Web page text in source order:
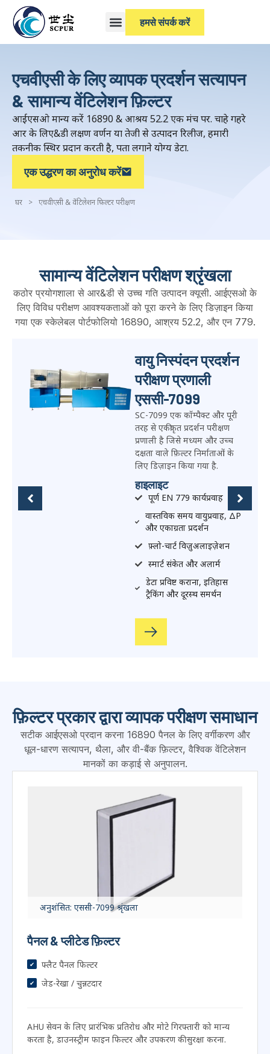
हमसे संपर्क करें
एचवीएसी के लिए व्यापक प्रदर्शन सत्यापन
& सामान्य वेंटिलेशन फ़िल्टर
आईएसओ मान्य करें 16890 & आश्रय 52.2 एक मंच पर. चाहे गहरे
आर के लिए&डी लक्षण वर्णन या तेजी से उत्पादन रिलीज, हमारी
तकनीक स्थिर प्रदान करती है, पता लगाने योग्य डेटा.
एक उद्धरण का अनुरोध करें
घर > एचवीएसी & वेंटिलेशन फ़िल्टर परीक्षण
सामान्य वेंटिलेशन परीक्षण श्रृंखला
कठोर प्रयोगशाला से आर&डी से उच्च गति उत्पादन क्यूसी. आईएसओ के
लिए विविध परीक्षण आवश्यकताओं को पूरा करने के लिए डिज़ाइन किया
गया एक स्केलेबल पोर्टफोलियो 16890, आश्रय 52.2, और एन 779.
सामान्य वेंटिलेशन एयर
फ़िल्टर परीक्षण
प्रणाली SC-16890
SC-16890 पूरी तरह से एकीकृत
स्वचालित आईएसओ है 16890
प्रारंभिक दक्षता प्रदर्शित करने वाला
परीक्षण मंच, निर्वहन दक्षता,
वायुप्रवाह-प्रतिरोध वक्र, धूल धारण
परीक्षण.
हाइलाइट
पूरी तरह से स्वचालित वर्कफ़्लो
ओपीएस का पूर्ण एकीकरण,
जेनरेटर, dust feeder &
balance
मानक-अनुपालक निर्देशित
वर्कफ़्लो
prevent operator errors
वास्तविक समय वक्र दृश्य
फ़िल्टर प्रकार द्वारा व्यापक परीक्षण समाधान
सटीक आईएसओ प्रदान करना 16890 पैनल के लिए वर्गीकरण और
धूल-धारण सत्यापन, थैला, और वी-बैंक फ़िल्टर, वैश्विक वेंटिलेशन
मानकों का कड़ाई से अनुपालन.
पैनल & प्लीटेड फ़िल्टर